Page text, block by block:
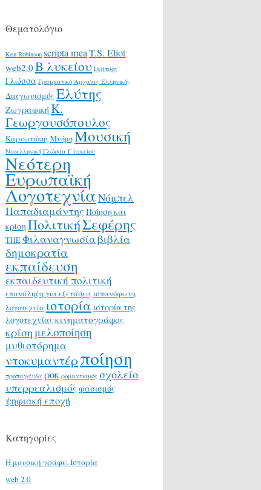
Θεματολόγιο
Ken Robinson scripta meaT.S. Eliot
web2.0 Β λυκείου Γκάτσος
Γλώσσα Γραμματική Αρχαίας Ελληνικής
ΔιαγωνισμόςΕλύτης
Ζωγραφική Κ.
Γεωργουσόπουλος
ΚαρυωτάκηςΜνήμηΜουσική
Νεοελληνική Γλώσσα Γ λυκείου
Νεότερη
Ευρωπαϊκή
ΛογοτεχνίαΝόμπελ
Παπαδιαμάντης Ποίηση και
κρίση ΠολιτικήΣεφέρης
ΤΠΕΦιλαναγνωσίαβιβλία
δημοκρατία
εκπαίδευση
εκπαιδευτική πολιτική
επανάληψη για εξετάσεις ισπανόφωνη
λογοτεχνία ιστορία ιστορία της
λογοτεχνίαςκινηματογράφος
κρίση μελοποίηση
μυθιστόρημα
ντοκυμαντέρποίηση
προπαγάνδα ροκ ρομαντισμός σχολείο
υπερρεαλισμόςφασισμός
ψηφιακή εποχή
Κατηγορίες
H μουσική γράφει Ιστορία
web 2.0